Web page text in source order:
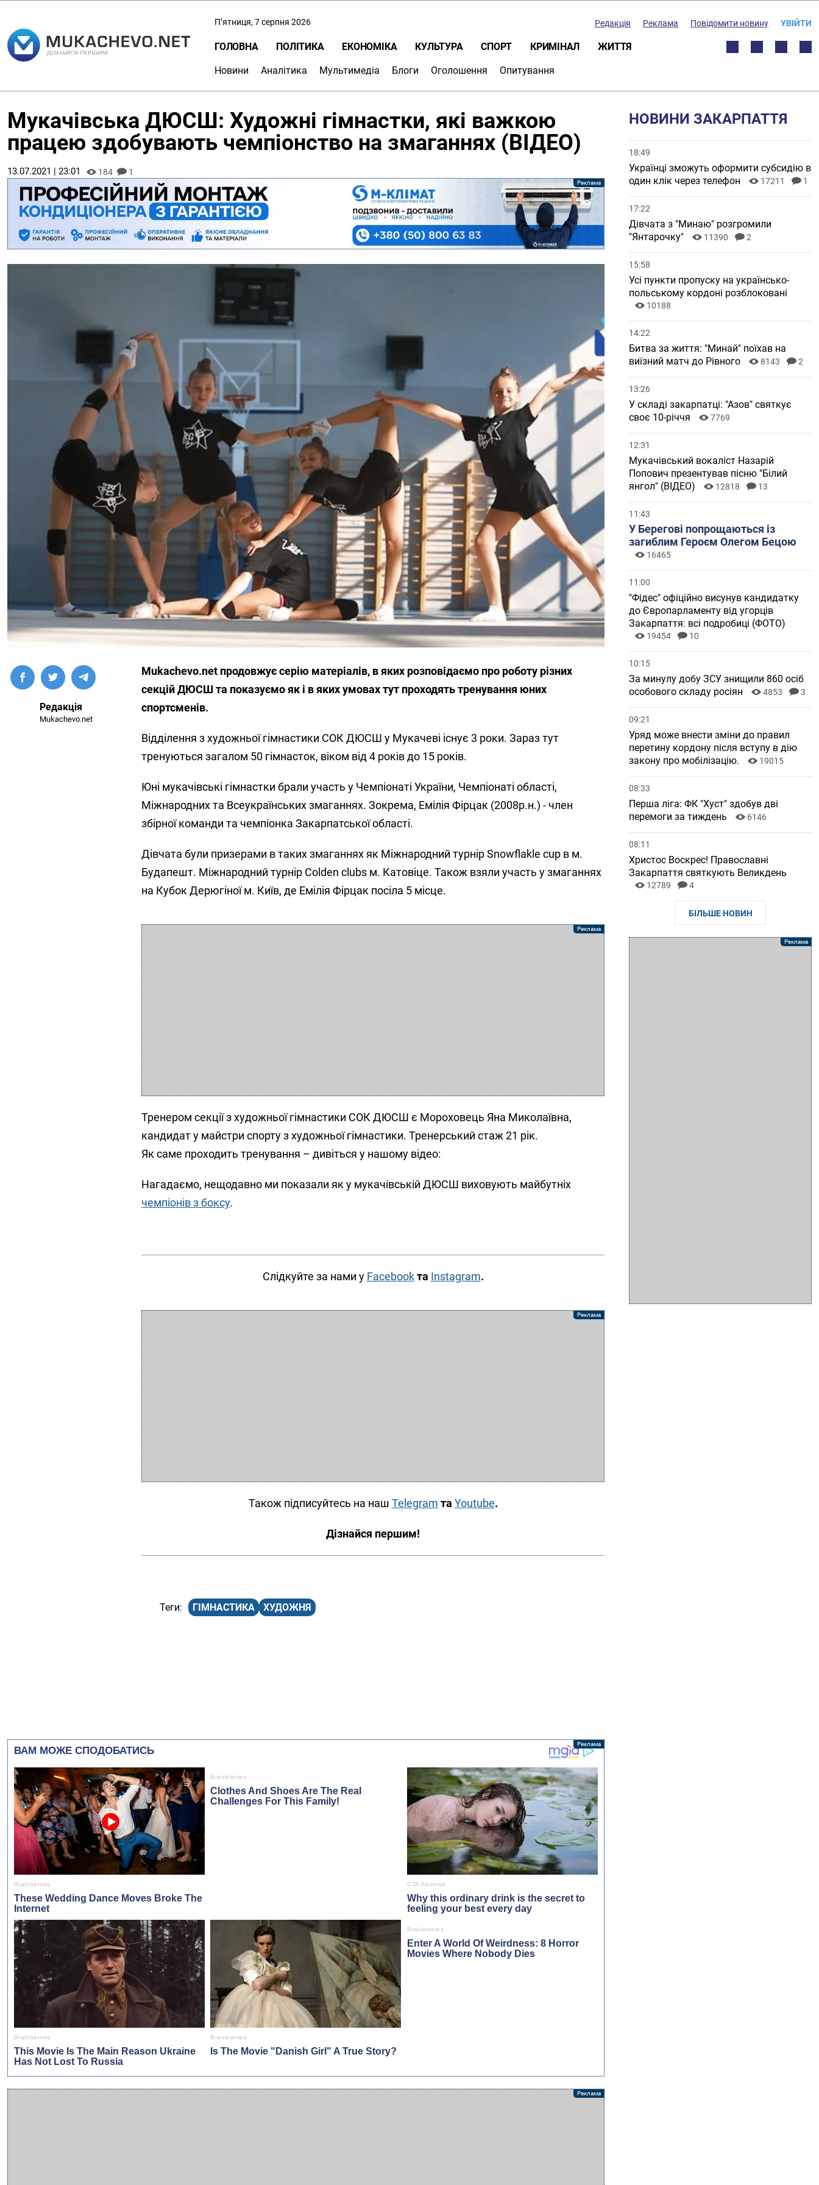
П’ятниця, 7 серпня 2026 Редакція Реклама Повідомити новину УВІЙТИ
ГОЛОВНА ПОЛІТИКА ЕКОНОМІКА КУЛЬТУРА СПОРТ КРИМІНАЛ ЖИТТЯ
Новини Аналітика Мультимедіа Блоги Оголошення Опитування
Мукачівська ДЮСШ: Художні гімнастки, які важкою
працею здобувають чемпіонство на змаганнях (ВІДЕО)
13.07.2021 | 23:01 184 1
Редакція
Mukachevo.net
Mukachevo.net продовжує серію матеріалів, в яких розповідаємо про роботу різних
секцій ДЮСШ та показуємо як і в яких умовах тут проходять тренування юних
спортсменів.
Відділення з художньої гімнастики СОК ДЮСШ у Мукачеві існує 3 роки. Зараз тут
тренуються загалом 50 гімнасток, віком від 4 років до 15 років.
Юні мукачівські гімнастки брали участь у Чемпіонаті України, Чемпіонаті області,
Міжнародних та Всеукраїнських змаганнях. Зокрема, Емілія Фірцак (2008р.н.) - член
збірної команди та чемпіонка Закарпатської області.
Дівчата були призерами в таких змаганнях як Міжнародний турнір Snowflakle cup в м.
Будапешт. Міжнародний турнір Colden clubs м. Катовіце. Також взяли участь у змаганнях
на Кубок Дерюгіної м. Київ, де Емілія Фірцак посіла 5 місце.
Тренером секції з художньої гімнастики СОК ДЮСШ є Мороховець Яна Миколаївна,
кандидат у майстри спорту з художньої гімнастики. Тренерський стаж 21 рік.
Як саме проходить тренування – дивіться у нашому відео:
Нагадаємо, нещодавно ми показали як у мукачівській ДЮСШ виховують майбутніх
чемпіонів з боксу.
Слідкуйте за нами у Facebookта Instagram.
Також підписуйтесь на наш Telegram та Youtube.
Дізнайся першим!
ГІМНАСТИКА ХУДОЖНЯ
НОВИНИ ЗАКАРПАТТЯ
18:49
Українці зможуть оформити субсидію в
один клік через телефон
17211 1
17:22
Дівчата з "Минаю" розгромили
"Янтарочку"
11390 2
15:58
Усі пункти пропуску на українсько-
польському кордоні розблоковані
10188
14:22
Битва за життя: "Минай" поїхав на
виїзний матч до Рівного
8143 2
13:26
У складі закарпатці: "Азов" святкує
своє 10-річчя
7769
12:31
Мукачівський вокаліст Назарій
Попович презентував пісню "Білий
янгол" (ВІДЕО)
12818 13
11:43
У Берегові попрощаються із
загиблим Героєм Олегом Бецою
16465
11:00
"Фідес" офіційно висунув кандидатку
до Європарламенту від угорців
Закарпаття: всі подробиці (ФОТО)
19454 10
10:15
За минулу добу ЗСУ знищили 860 осіб
особового складу росіян
4853 3
09:21
Уряд може внести зміни до правил
перетину кордону після вступу в дію
закону про мобілізацію.
19015
08:33
Перша ліга: ФК "Хуст" здобув дві
перемоги за тиждень
6146
08:11
Христос Воскрес! Православні
Закарпаття святкують Великдень
12789 4
БІЛЬШЕ НОВИН